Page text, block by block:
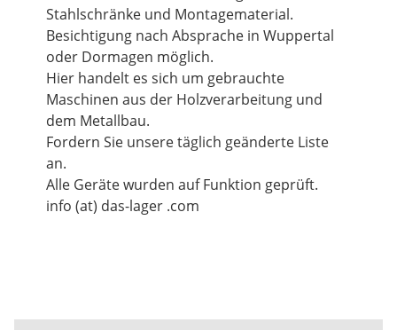
Stahlschränke und Montagematerial.
Besichtigung nach Absprache in Wuppertal
oder Dormagen möglich.
Hier handelt es sich um gebrauchte
Maschinen aus der Holzverarbeitung und
dem Metallbau.
Fordern Sie unsere täglich geänderte Liste
an.
Alle Geräte wurden auf Funktion geprüft.
info (at) das-lager .com